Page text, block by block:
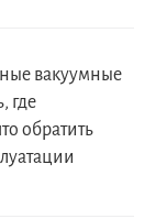
вакуумные
где
обратить